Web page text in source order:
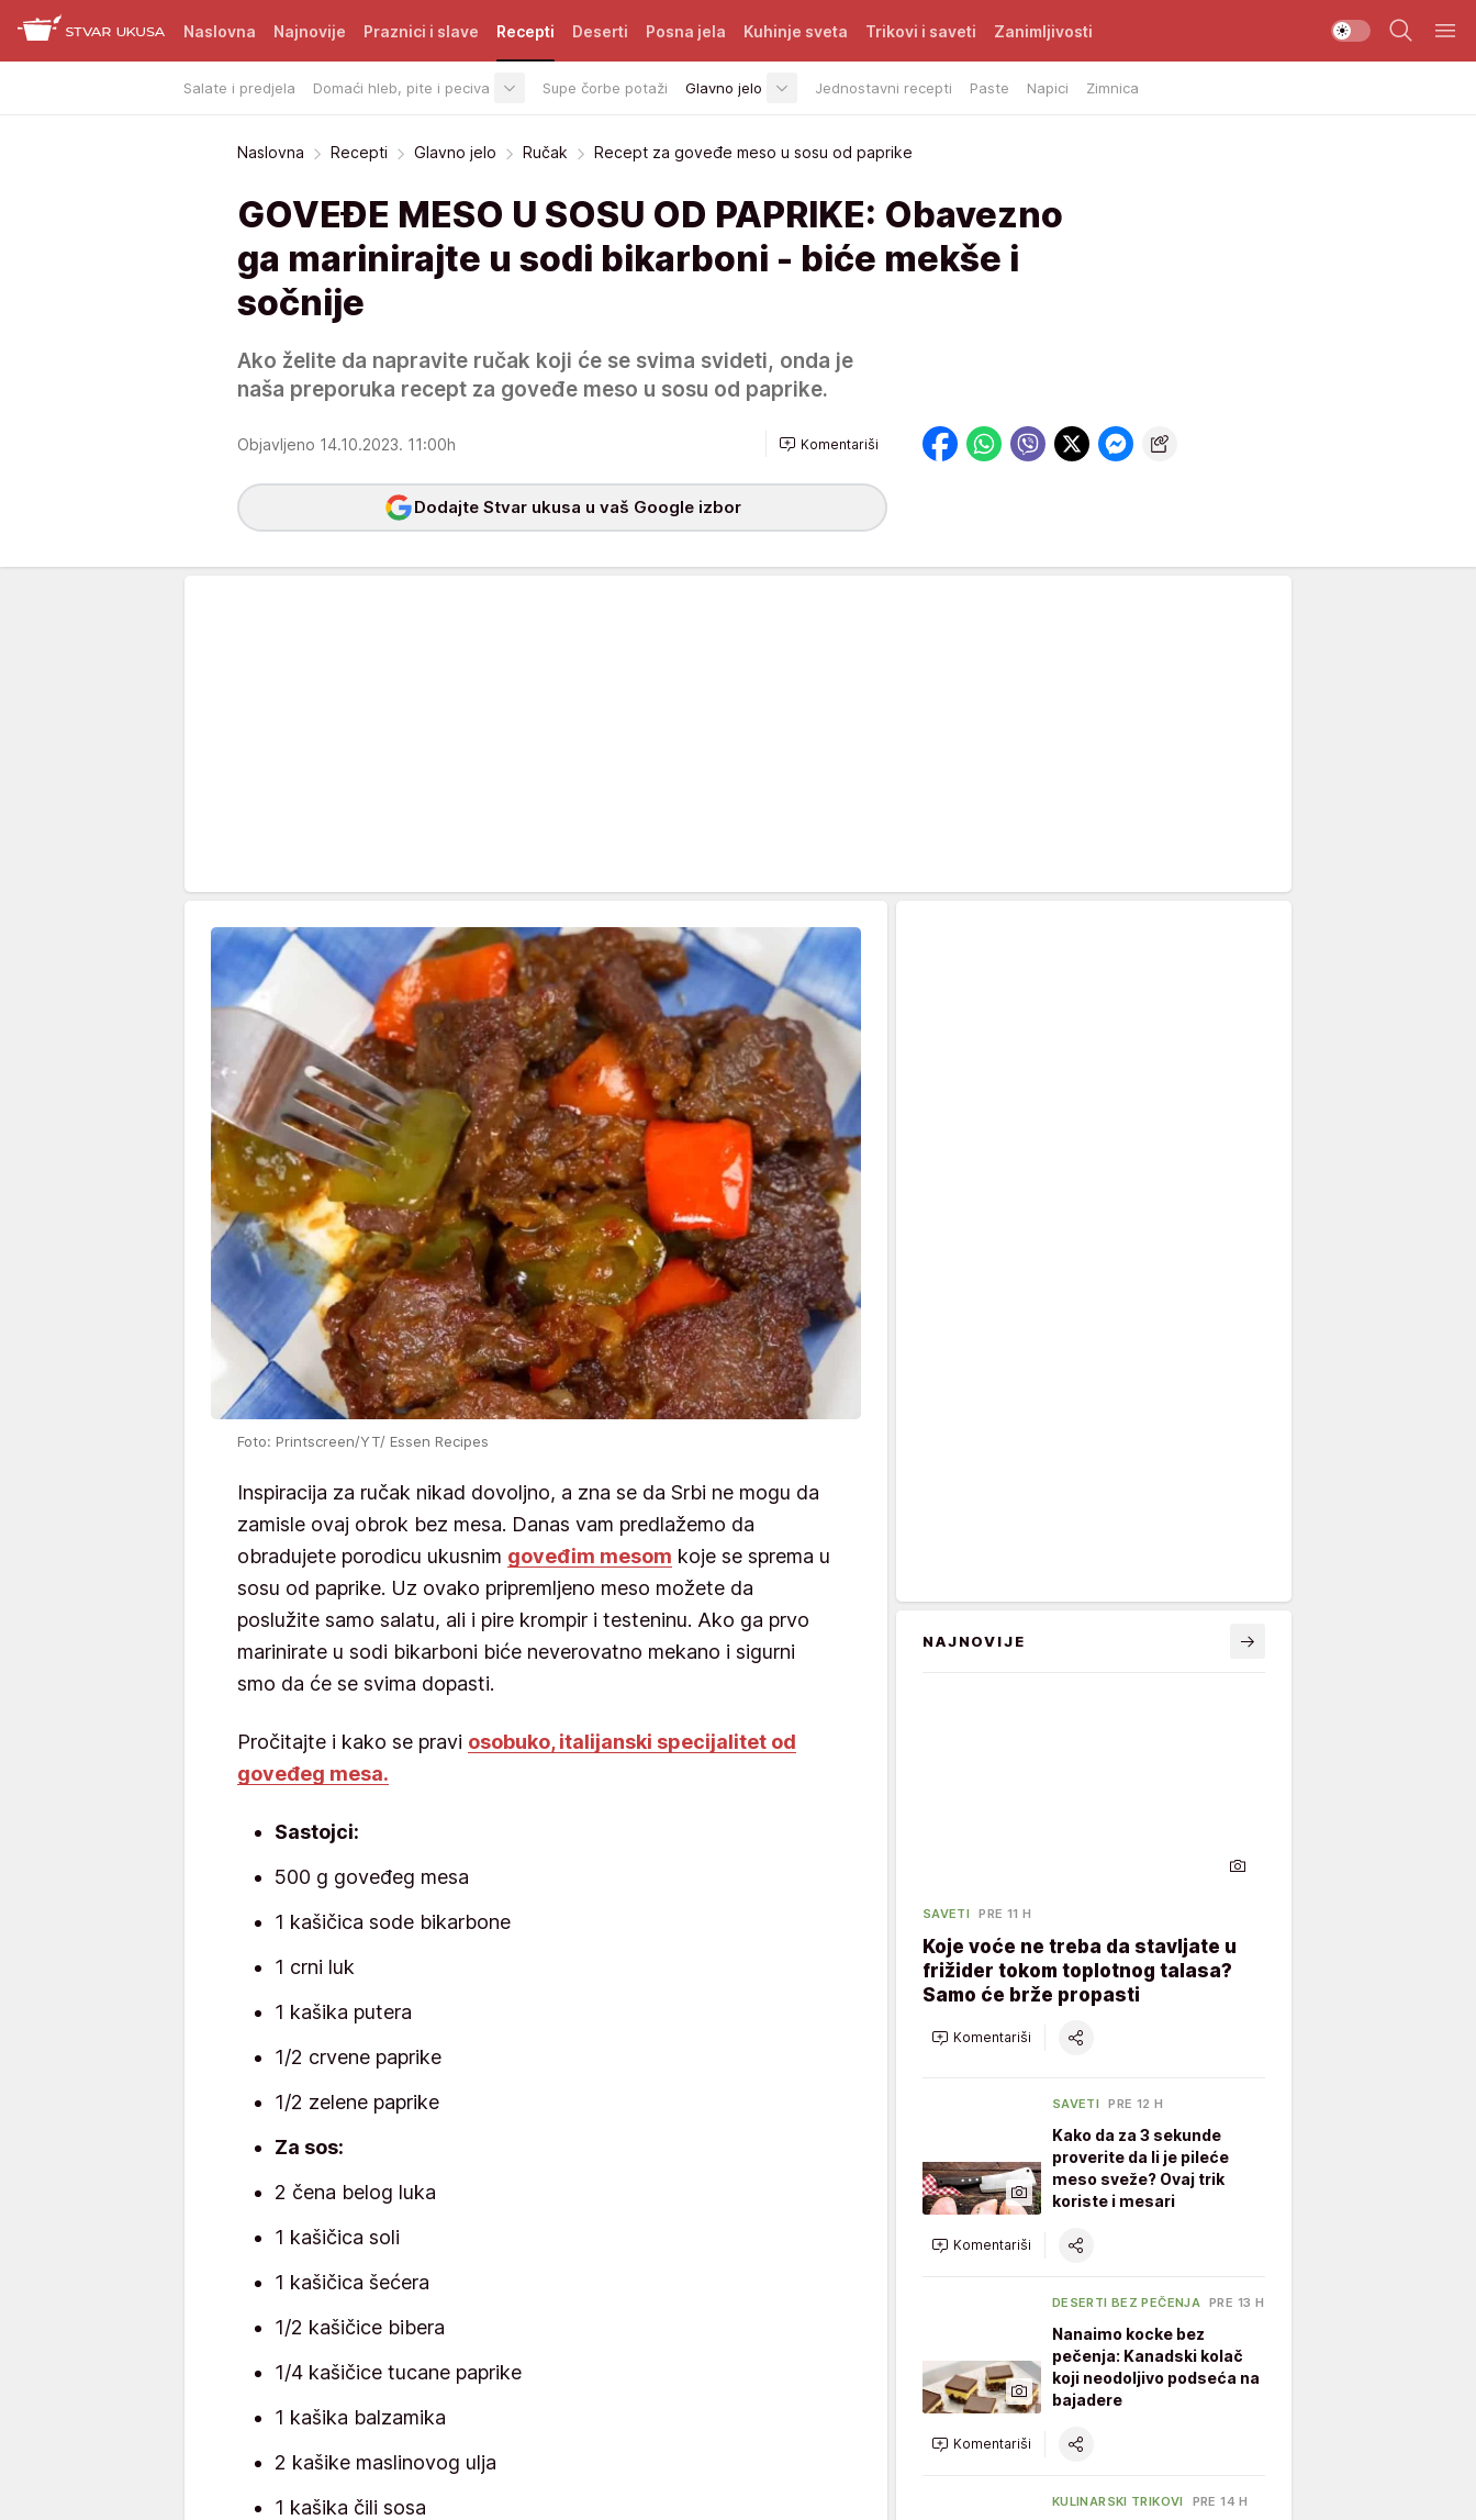
Naslovna Najnovije Praznici i slave Recepti
Salate i predjela Domaći hleb, pite i peciva Supe čorbe potaži Glavno jelo Jednostavni recepti Paste Napici Zimnica
Deserti Posna jela Kuhinje sveta Trikovi i saveti Zanimljivosti
Naslovna Recepti Glavno jelo Ručak Recept za goveđe meso u sosu od paprike
GOVEĐE MESO U SOSU OD PAPRIKE: Obavezno
ga marinirajte u sodi bikarboni - biće mekše i
sočnije
Ako želite da napravite ručak koji će se svima svideti, onda je
naša preporuka recept za goveđe meso u sosu od paprike.
Objavljeno 14.10.2023. 11:00h Komentariši
Dodajte Stvar ukusa u vaš Google izbor
Foto: Printscreen/YT/ Essen Recipes
Inspiracija za ručak nikad dovoljno, a zna se da Srbi ne mogu da
zamisle ovaj obrok bez mesa. Danas vam predlažemo da
obradujete porodicu ukusnim goveđim mesom koje se sprema u
sosu od paprike. Uz ovako pripremljeno meso možete da
poslužite samo salatu, ali i pire krompir i testeninu. Ako ga prvo
marinirate u sodi bikarboni biće neverovatno mekano i sigurni
smo da će se svima dopasti.
Pročitajte i kako se pravi osobuko, italijanski specijalitet od
goveđeg mesa.
Sastojci:
500 g goveđeg mesa
1 kašičica sode bikarbone
1 crni luk
1 kašika putera
1/2 crvene paprike
1/2 zelene paprike
Za sos:
2 čena belog luka
1 kašičica soli
1 kašičica šećera
1/2 kašičice bibera
1/4 kašičice tucane paprike
1 kašika balzamika
2 kašike maslinovog ulja
1 kašika čili sosa
NAJNOVIJE
SAVETI PRE 11 H
Koje voće ne treba da stavljate u
frižider tokom toplotnog talasa?
Samo će brže propasti
Komentariši
SAVETI PRE 12 H
Kako da za 3 sekunde
proverite da li je pileće
meso sveže? Ovaj trik
koriste i mesari
Komentariši
DESERTI BEZ PEČENJA PRE 13 H
Nanaimo kocke bez
pečenja: Kanadski kolač
koji neodoljivo podseća na
bajadere
Komentariši
KULINARSKI TRIKOVI PRE 14 H